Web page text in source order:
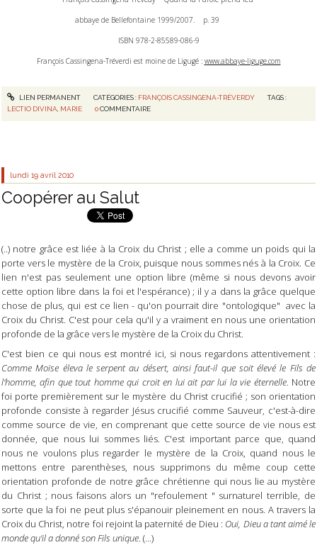
abbaye de Bellefontaine 1999/2007. p. 39
ISBN 978-2-85589-086-9
François Cassingena-Tréverdi est moine de Ligugé : www.abbaye-liguge.com
LIEN PERMANENT CATÉGORIES : FRANÇOIS CASSINGENA-TRÉVERDY
TAGS :
LECTIO DIVINA, MARIE 0 COMMENTAIRE
lundi 19 avril 2010
Coopérer au Salut
(..) notre grâce est liée à la Croix du Christ ; elle a comme un poids qui la
porte vers le mystère de la Croix, puisque nous sommes nés à la Croix. Ce
lien n'est pas seulement une option libre (même si nous devons avoir
cette option libre dans la foi et l'espérance) ; il y a dans la grâce quelque
chose de plus, qui est ce lien - qu'on pourrait dire "ontologique" avec la
Croix du Christ. C'est pour cela qu'il y a vraiment en nous une orientation
profonde de la grâce vers le mystère de la Croix du Christ.
C'est bien ce qui nous est montré ici, si nous regardons attentivement :
Comme Moïse éleva le serpent au désert, ainsi faut-il que soit élevé le Fils de
l'homme, afin que tout homme qui croit en lui ait par lui la vie éternelle. Notre
foi porte premièrement sur le mystère du Christ crucifié ; son orientation
profonde consiste à regarder Jésus crucifié comme Sauveur, c'est-à-dire
comme source de vie, en comprenant que cette source de vie nous est
donnée, que nous lui sommes liés. C'est important parce que, quand
nous ne voulons plus regarder le mystère de la Croix, quand nous le
mettons entre parenthèses, nous supprimons du même coup cette
orientation profonde de notre grâce chrétienne qui nous lie au mystère
du Christ ; nous faisons alors un "refoulement " surnaturel terrible, de
sorte que la foi ne peut plus s'épanouir pleinement en nous. A travers la
Croix du Christ, notre foi rejoint la paternité de Dieu : Oui, Dieu a tant aimé le
monde qu'il a donné son Fils unique. (...)